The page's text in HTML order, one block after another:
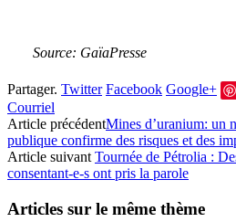
Source: GaïaPresse
Partager. Twitter Facebook Google+
Courriel
Article précédentMines d’uranium: un
publique confirme des risques et des
Article suivant Tournée de Pétrolia :
consentant-e-s ont pris la parole
Articles sur le même thème